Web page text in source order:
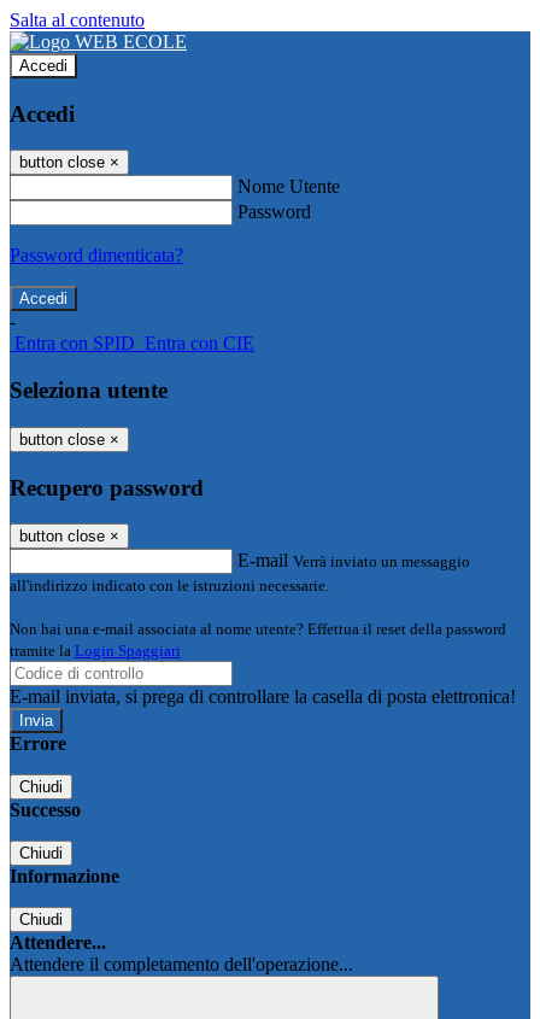
Salta al contenuto
Accedi
Accedi
button close ×
Nome Utente
Password
Password dimenticata?
-
Entra con SPID Entra con CIE
Seleziona utente
button close ×
Recupero password
button close ×
E-mail Verrà inviato un messaggio
all'indirizzo indicato con le istruzioni necessarie.
Non hai una e-mail associata al nome utente? Effettua il reset della password
tramite la Login Spaggiari
E-mail inviata, si prega di controllare la casella di posta elettronica!
Errore
Chiudi
Successo
Chiudi
Informazione
Chiudi
Attendere...
Attendere il completamento dell'operazione...